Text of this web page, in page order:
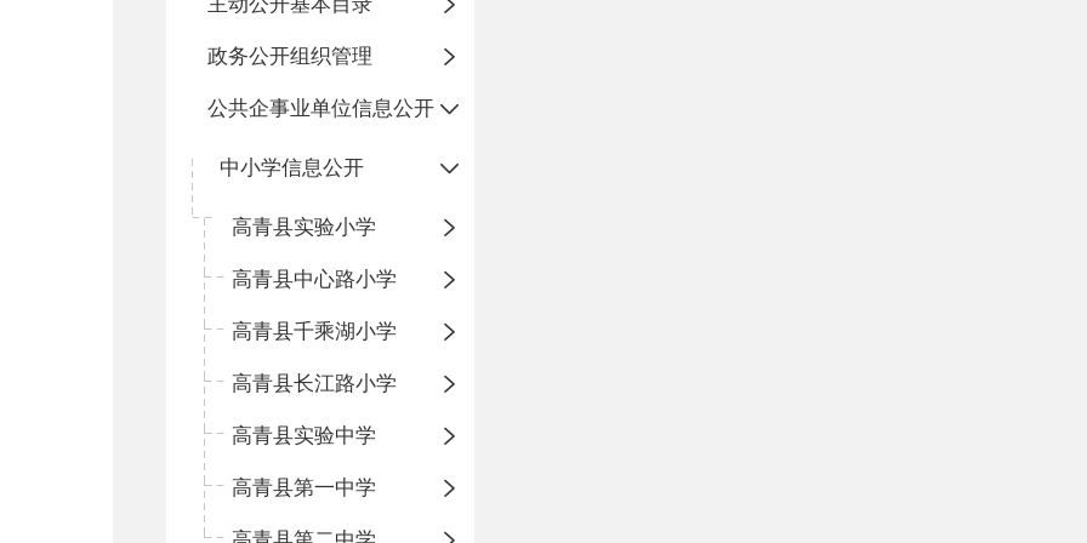
政务公开组织管理
公共企事业单位信息公开
中小学信息公开
高青县实验小学
高青县中心路小学
高青县千乘湖小学
高青县长江路小学
高青县实验中学
高青县第一中学